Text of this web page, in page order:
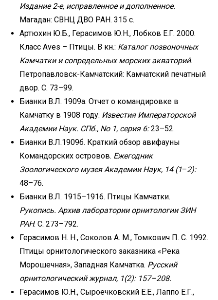
Издание 2-е, исправленное и дополненное.
Магадан: СВНЦ ДВО РАН. 315 с.
Артюхин Ю.Б., Герасимов Ю.Н., Лобков Е.Г. 2000.
Класс Aves – Птицы. В кн.: Каталог позвоночных
Камчатки и сопредельных морских акваторий.
Петропавловск-Камчатский: Камчатский печатный
двор. С. 73–99.
Бианки В.Л. 1909а. Отчет о командировке в
Камчатку в 1908 году. Известия Императорской
Академии Наук. СПб., No 1, серия 6:23–52.
Бианки В.Л.1909б. Краткий обзор авифауны
Командорских островов. Ежегодник
Зоологического музея Академии Наук, 14 (1–2):
48–76.
Бианки В.Л. 1915–1916. Птицы Камчатки.
Рукопись. Архив лаборатории орнитологии ЗИН
РАН. С. 273–792.
Герасимов Н. Н., Соколов А. М., Томкович П. С. 1992.
Птицы орнитологического заказника «Река
Морошечная», Западная Камчатка. Русский
орнитологический журнал, 1(2): 157–208.
Герасимов Ю.Н., Сыроечковский Е.Е., Лаппо Е.Г.,